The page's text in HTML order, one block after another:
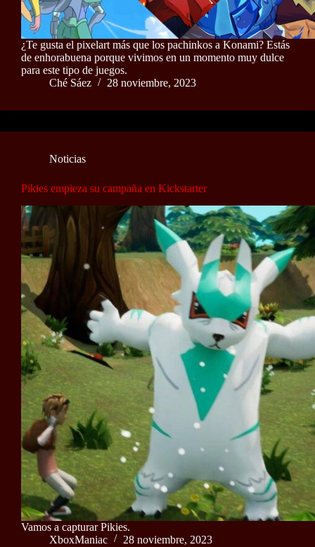
¿Te gusta el pixelart más que los pachinkos a Konami? Estás
de enhorabuena porque vivimos en un momento muy dulce
para este tipo de juegos.
Ché Sáez
28 noviembre, 2023
Noticias
Pikies empieza su campaña en Kickstarter
Vamos a capturar Pikies.
XboxManiac
28 noviembre, 2023